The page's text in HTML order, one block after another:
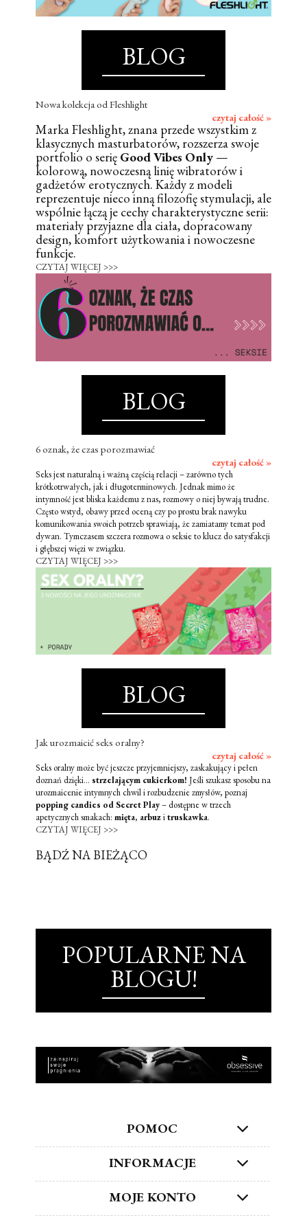
BLOG
Nowa kolekcja od Fleshlight
czytaj całość »
Marka Fleshlight, znana przede wszystkim z
klasycznych masturbatorów, rozszerza swoje
portfolio o serię Good Vibes Only —
kolorową, nowoczesną linię wibratorów i
gadżetów erotycznych. Każdy z modeli
reprezentuje nieco inną filozofię stymulacji, ale
wspólnie łączą je cechy charakterystyczne serii:
materiały przyjazne dla ciała, dopracowany
design, komfort użytkowania i nowoczesne
funkcje.
CZYTAJ WIĘCEJ >>>
BLOG
6 oznak, że czas porozmawiać
czytaj całość »
Seks jest naturalną i ważną częścią relacji – zarówno tych
krótkotrwałych, jak i długoterminowych. Jednak mimo że
intymność jest bliska każdemu z nas, rozmowy o niej bywają trudne.
Często wstyd, obawy przed oceną czy po prostu brak nawyku
komunikowania swoich potrzeb sprawiają, że zamiatamy temat pod
dywan. Tymczasem szczera rozmowa o seksie to klucz do satysfakcji
i głębszej więzi w związku.
CZYTAJ WIĘCEJ >>>
BLOG
Jak urozmaicić seks oralny?
czytaj całość »
Seks oralny może być jeszcze przyjemniejszy, zaskakujący i pełen
doznań dzięki... strzelającym cukierkom! Jeśli szukasz sposobu na
urozmaicenie intymnych chwil i rozbudzenie zmysłów, poznaj
popping candies od Secret Play– dostępne w trzech
apetycznych smakach: mięta, arbuzitruskawka.
CZYTAJ WIĘCEJ >>>
BĄDŹ NA BIEŻĄCO
POPULARNE NA
BLOGU!
POMOC
INFORMACJE
MOJE KONTO